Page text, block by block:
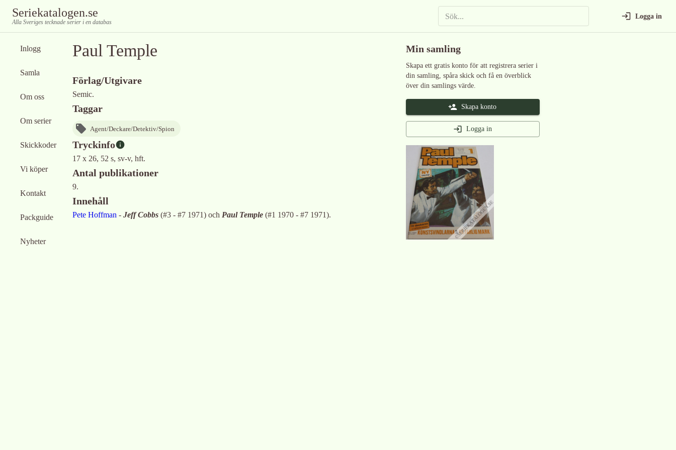
Seriekatalogen.se
Alla Sveriges tecknade serier i en databas
Logga in
Inlogg
Samla
Om oss
Om serier
Skickkoder
Vi köper
Kontakt
Packguide
Nyheter
Paul Temple
Förlag/Utgivare
Semic.
Taggar
Agent/Deckare/Detektiv/Spion
Tryckinfo
17 x 26, 52 s, sv-v, hft.
Antal publikationer
9.
Innehåll
Pete Hoffman - Jeff Cobbs (#3 - #7 1971) och Paul Temple (#1 1970 - #7 1971).
Min samling
Skapa ett gratis konto för att registrera serier i
din samling, spåra skick och få en överblick
över din samlings värde.
Skapa konto
Logga in